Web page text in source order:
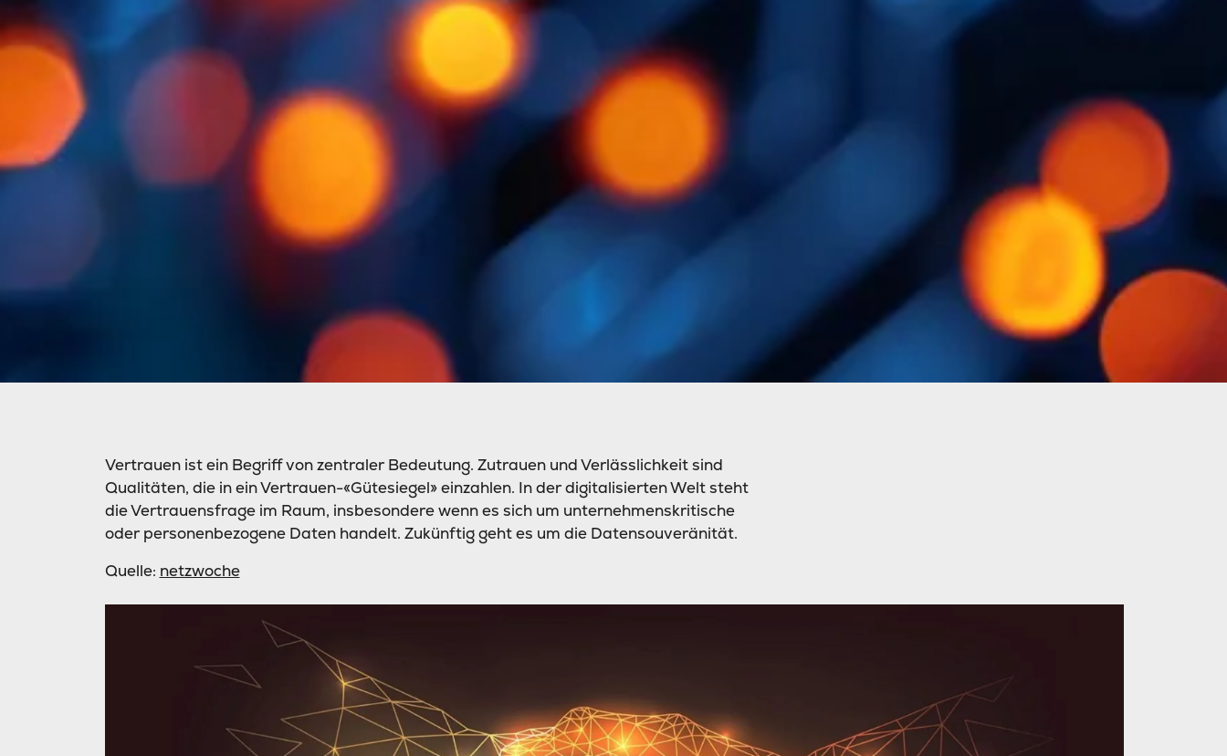
Vertrauen ist ein Begriff von zentraler Bedeutung. Zutrauen und Verlässlichkeit sind
Qualitäten, die in ein Vertrauen-«Gütesiegel» einzahlen. In der digitalisierten Welt steht
die Vertrauensfrage im Raum, insbesondere wenn es sich um ­unternehmenskritische
oder personenbezogene Daten handelt. Zukünftig geht es um die Datensouveränität.
Quelle: netzwoche